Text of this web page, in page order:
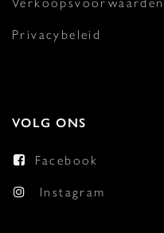
Privacybeleid
VOLG ONS
Facebook
Instagram